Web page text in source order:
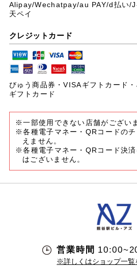
Alipay/Wechatpay/au PAY/d払い/
天ペイ
クレジットカード
びゅう商品券・VISAギフトカード
ギフトカード
※一部使用できない店舗がござい
※各種電子マネー・QRコードの
えません。
※各種電子マネー・QRコード決
はございません。
営業時間
※詳しくはショップ一覧